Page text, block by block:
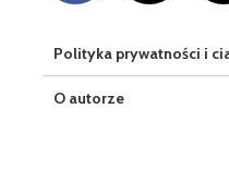
Polityka prywatności i
O autorze